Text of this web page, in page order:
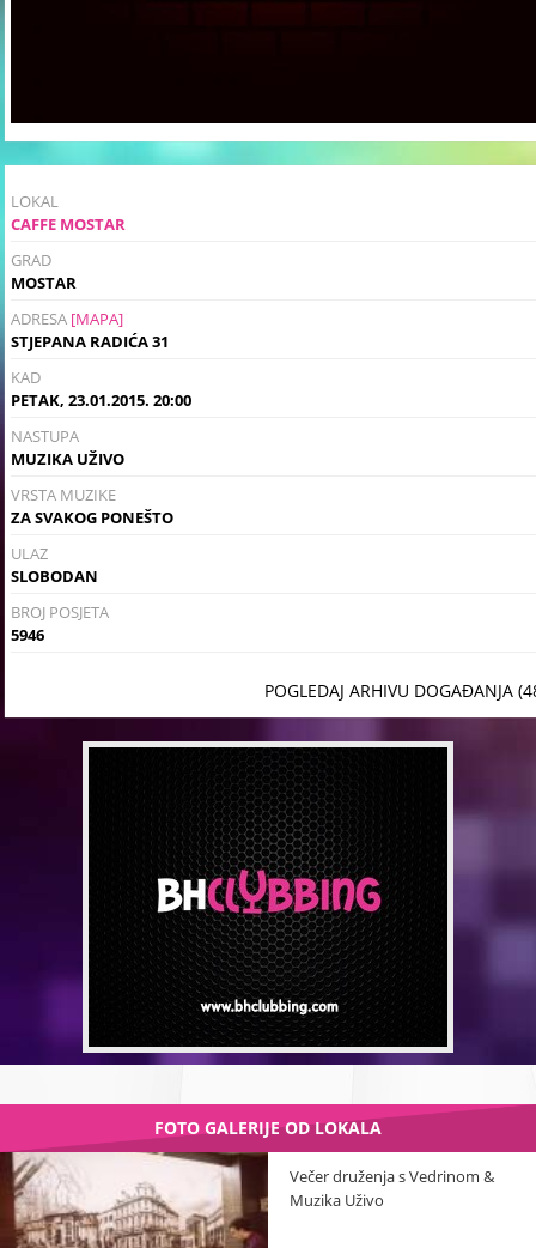
LOKAL
CAFFE MOSTAR
GRAD
MOSTAR
ADRESA [MAPA]
STJEPANA RADIĆA 31
KAD
PETAK, 23.01.2015. 20:00
NASTUPA
MUZIKA UŽIVO
VRSTA MUZIKE
ZA SVAKOG PONEŠTO
ULAZ
SLOBODAN
BROJ POSJETA
5946
POGLEDAJ ARHIVU DOGAĐANJA
FOTO GALERIJE OD LOKALA
Večer druženja s Vedrinom &
Muzika Uživo